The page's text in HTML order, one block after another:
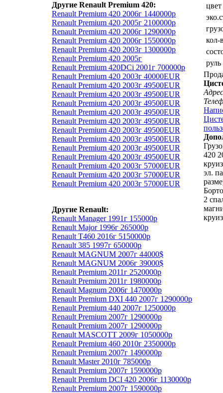
Другие Renault Premium 420:
Renault Premium 420 2006г 1440000р
Renault Premium 420 2005г 2100000р
Renault Premium 420 2006г 1290000р
Renault Premium 420 2006г 1550000р
Renault Premium 420 2003г 1300000р
Renault Premium 420 2005г
Renault Premium 420DCi 2001г 700000р
Renault Premium 420 2003г 40000EUR
Renault Premium 420 2003г 49500EUR
Renault Premium 420 2003г 49500EUR
Renault Premium 420 2003г 49500EUR
Renault Premium 420 2003г 49500EUR
Renault Premium 420 2003г 49500EUR
Renault Premium 420 2003г 49500EUR
Renault Premium 420 2003г 49500EUR
Renault Premium 420 2003г 49500EUR
Renault Premium 420 2003г 49500EUR
Renault Premium 420 2003г 57000EUR
Renault Premium 420 2003г 57000EUR
Renault Premium 420 2003г 57000EUR
Другие Renault:
Renault Manager 1991г 155000р
Renault Major 1996г 265000р
Renault T460 2016г 5150000р
Renault 385 1997г 650000р
Renault MAGNUM 2007г 44000$
Renault MAGNUM 2006г 39000$
Renault Premium 2011г 2520000р
Renault Premium 2011г 1980000р
Renault Magnum 2006г 1470000р
Renault Premium DXI 440 2007г 1290000р
Renault Premium 440 2007г 1250000р
Renault Premium 2007г 1290000р
Renault Premium 2007г 1290000р
Renault MASCOTT 2009г 1050000р
Renault Premium 460 2010г 2350000р
Renault Premium 2007г 1490000р
Renault Master 2010г 785000р
Renault Premium 2007г 1590000р
Renault Premium DCI 420 2006г 1130000р
Renault Premium 2007г 1590000р
цвет
кол-
руль
420
эл.
2